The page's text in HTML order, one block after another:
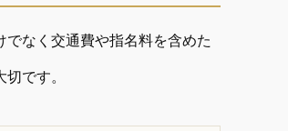
なく交通費や指名料を含めた
です。